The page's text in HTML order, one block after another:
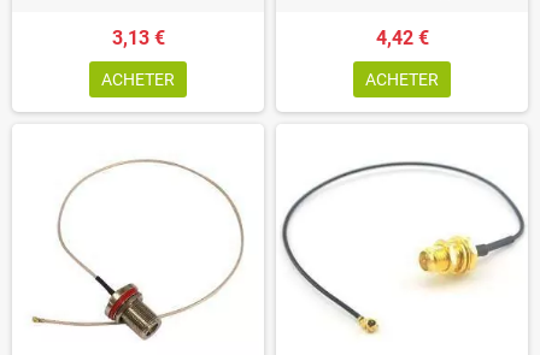
3,13 €
ACHETER
4,42 €
ACHETER